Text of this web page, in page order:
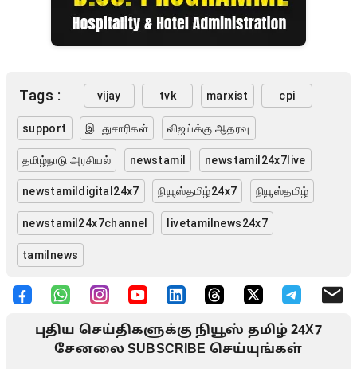
Tags : vijay tvk marxist cpi
support இடதுசாரிகள் விஜய்க்கு ஆதரவு
தமிழ்நாடு அரசியல் newstamil newstamil24x7live
newstamildigital24x7 நியூஸ்தமிழ்24x7 நியூஸ்தமிழ்
newstamil24x7channel livetamilnews24x7
tamilnews
புதிய செய்திகளுக்கு நியூஸ் தமிழ் 24X7
சேனலை SUBSCRIBE செய்யுங்கள்